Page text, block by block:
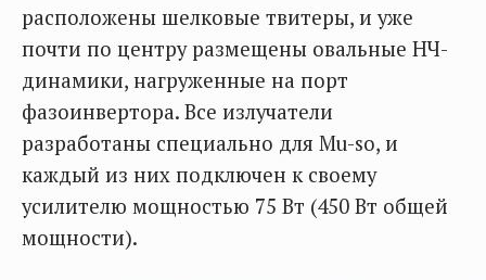
расположены шелковые твитеры, и уже
почти по центру размещены овальные НЧ-
динамики, нагруженные на порт
фазоинвертора. Все излучатели
разработаны специально для Mu-so, и
каждый из них подключен к своему
усилителю мощностью 75 Вт (450 Вт общей
мощности).